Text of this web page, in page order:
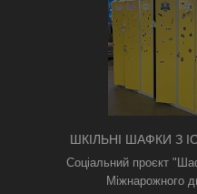
ШКІЛЬНІ ШАФКИ З
Соціальний проєкт
Міжнарожного